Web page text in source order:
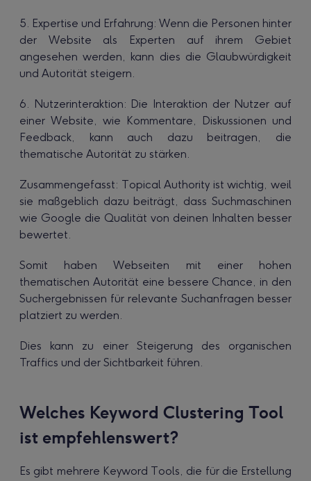
5. Expertise und Erfahrung: Wenn die Personen hinter
der Website als Experten auf ihrem Gebiet
angesehen werden, kann dies die Glaubwürdigkeit
und Autorität steigern.
6. Nutzerinteraktion: Die Interaktion der Nutzer auf
einer Website, wie Kommentare, Diskussionen und
Feedback, kann auch dazu beitragen, die
thematische Autorität zu stärken.
Zusammengefasst: Topical Authority ist wichtig, weil
sie maßgeblich dazu beiträgt, dass Suchmaschinen
wie Google die Qualität von deinen Inhalten besser
bewertet.
Somit haben Webseiten mit einer hohen
thematischen Autorität eine bessere Chance, in den
Suchergebnissen für relevante Suchanfragen besser
platziert zu werden.
Dies kann zu einer Steigerung des organischen
Traffics und der Sichtbarkeit führen.
Welches Keyword Clustering Tool
ist empfehlenswert?
Es gibt mehrere Keyword Tools, die für die Erstellung